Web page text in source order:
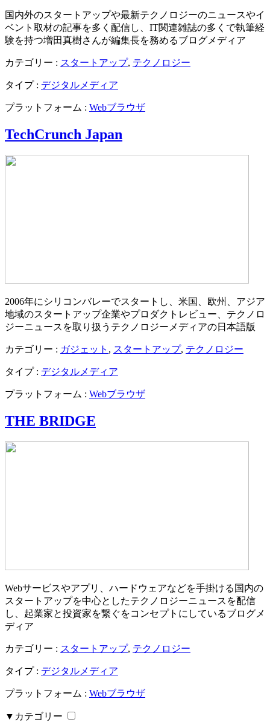
国内外のスタートアップや最新テクノロジーのニュースやイ
ベント取材の記事を多く配信し、IT関連雑誌の多くで執筆経
験を持つ増田真樹さんが編集長を務めるブログメディア
カテゴリー : スタートアップ, テクノロジー
タイプ : デジタルメディア
プラットフォーム : Webブラウザ
TechCrunch Japan
2006年にシリコンバレーでスタートし、米国、欧州、アジア
地域のスタートアップ企業やプロダクトレビュー、テクノロ
ジーニュースを取り扱うテクノロジーメディアの日本語版
カテゴリー : ガジェット , スタートアップ, テクノロジー
タイプ : デジタルメディア
プラットフォーム : Webブラウザ
THE BRIDGE
Webサービスやアプリ、ハードウェアなどを手掛ける国内の
スタートアップを中心としたテクノロジーニュースを配信
し、起業家と投資家を繋ぐをコンセプトにしているブログメ
ディア
カテゴリー : スタートアップ, テクノロジー
タイプ : デジタルメディア
プラットフォーム : Webブラウザ
▼カテゴリー